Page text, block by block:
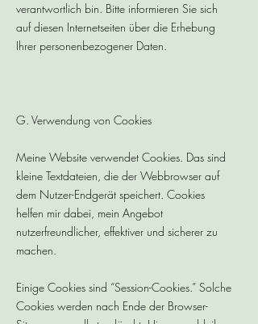
verantwortlich bin. Bitte informieren Sie sich
auf diesen Internetseiten über die Erhebung
Ihrer personenbezogener Daten.
G. Verwendung von Cookies
Meine Website verwendet Cookies. Das sind
kleine Textdateien, die der Webbrowser auf
dem Nutzer-Endgerät speichert. Cookies
helfen mir dabei, mein Angebot
nutzerfreundlicher, effektiver und sicherer zu
machen.
Einige Cookies sind “Session-Cookies.” Solche
Cookies werden nach Ende der Browser-